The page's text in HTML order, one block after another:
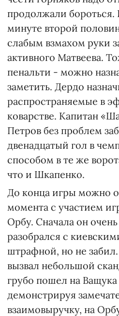
продолжали бороться.
минуте второй
слабым взмахом руки
активного Матвеева.
пенальти - можно
заметить. Дердо
распространяемые в
коварстве. Капитан
Петров без проблем
двенадцатый гол в
способом в те же
что и Шкапенко.
До конца игры можно
момента с участием
Орбу. Сначала он
разобрался с
штрафной, но не
вызвал небольшой
грубо пошел на
демонстрируя
взаимовыручку, на